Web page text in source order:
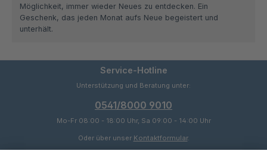
Möglichkeit, immer wieder Neues zu entdecken. Ein
Geschenk, das jeden Monat aufs Neue begeistert und
unterhält.
Service-Hotline
Unterstützung und Beratung unter:
0541/8000 9010
Mo-Fr 08:00 - 18:00 Uhr, Sa 09:00 - 14:00 Uhr
Oder über unser Kontaktformular.